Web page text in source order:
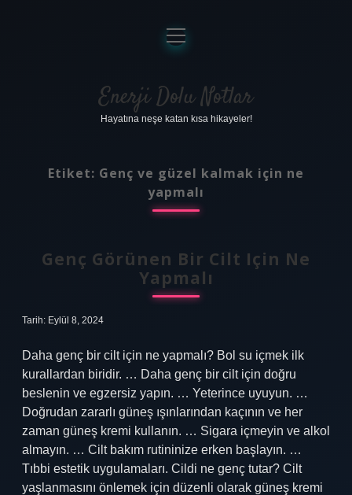
Anasayfa
Gizlilik Politikası
Yasal Uyarı
menüyü
aç
Enerji Dolu Notlar
Hayatına neşe katan kısa hikayeler!
Etiket: Genç ve güzel kalmak için ne
yapmalı
Genç Görünen Bir Cilt Için Ne
Yapmalı
Tarih: Eylül 8, 2024
Daha genç bir cilt için ne yapmalı? Bol su içmek ilk
kurallardan biridir. … Daha genç bir cilt için doğru
beslenin ve egzersiz yapın. … Yeterince uyuyun. …
Doğrudan zararlı güneş ışınlarından kaçının ve her
zaman güneş kremi kullanın. … Sigara içmeyin ve alkol
almayın. … Cilt bakım rutininize erken başlayın. …
Tıbbi estetik uygulamaları. Cildi ne genç tutar? Cilt
yaşlanmasını önlemek için düzenli olarak güneş kremi